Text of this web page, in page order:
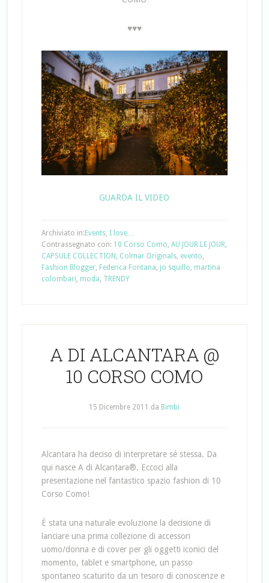
♥♥♥
GUARDA IL VIDEO
Archiviato in: Events, I love…
Contrassegnato con: 10 Corso Como, AU JOUR LE JOUR,
CAPSULE COLLECTION , Colmar Originals, evento,
Fashion Blogger, Federica Fontana, jo squillo, martina
colombari, moda, TRENDY
A DI ALCANTARA @
10 CORSO COMO
15 Dicembre 2011 da Bimbi
Alcantara ha deciso di interpretare sé stessa. Da
qui nasce A di Alcantara®. Eccoci alla
presentazione nel fantastico spazio fashion di 10
Corso Como!
È stata una naturale evoluzione la decisione di
lanciare una prima collezione di accessori
uomo/donna e di cover per gli oggetti iconici del
momento, tablet e smartphone, un passo
spontaneo scaturito da un tesoro di conoscenze e